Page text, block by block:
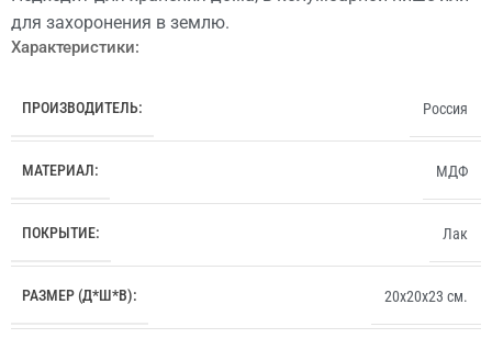
для захоронения в землю.
Характеристики:
ПРОИЗВОДИТЕЛЬ: Россия
МАТЕРИАЛ: МДФ
ПОКРЫТИЕ: Лак
РАЗМЕР (Д*Ш*В): 20x20x23 см.